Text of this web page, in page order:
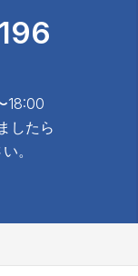
18:00
したら
。